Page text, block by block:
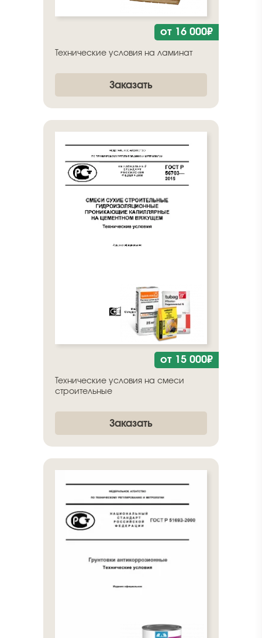
от 16 000₽
Технические условия на ламинат
Заказать
от 15 000₽
Технические условия на смеси
строительные
Заказать